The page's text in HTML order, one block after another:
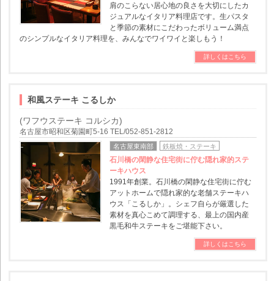
肩のこらない居心地の良さを大切にしたカ
ジュアルなイタリア料理店です。生パスタ
と季節の素材にこだわったボリューム満点
のシンプルなイタリア料理を、みんなでワイワイと楽しもう！
詳しくはこちら
和風ステーキ こるしか
(ワフウステーキ コルシカ)
名古屋市昭和区菊園町5-16 TEL/052-851-2812
名古屋東南部 鉄板焼・ステーキ
石川橋の閑静な住宅街に佇む隠れ家的ステ
ーキハウス
1991年創業。石川橋の閑静な住宅街に佇む
アットホームで隠れ家的な老舗ステーキハ
ウス「こるしか」。シェフ自らが厳選した
素材を真心こめて調理する、最上の国内産
黒毛和牛ステーキをご堪能下さい。
詳しくはこちら